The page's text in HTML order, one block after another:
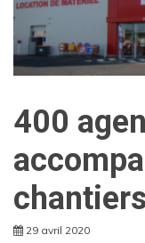
400
chantiers
29 avril 2020